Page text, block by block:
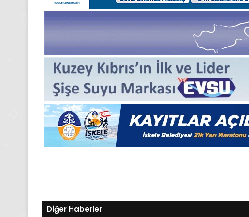
Diğer Haberler
Kasım
Medya
manşetleri
24 Kasım 2025
24 Kasım Pazartesi 2025, Gıynık
Medya manşetleri